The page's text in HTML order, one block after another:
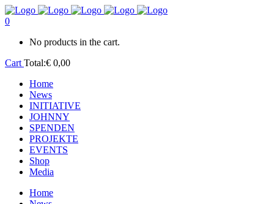
0
No products in the cart.
Cart Total:€ 0,00
Home
News
INITIATIVE
JOHNNY
SPENDEN
PROJEKTE
EVENTS
Shop
Media
Home